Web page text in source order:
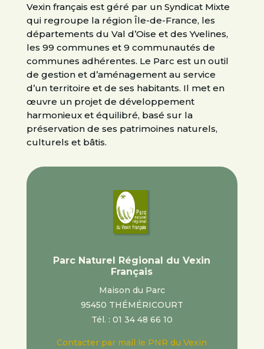
Vexin français est géré par un Syndicat Mixte
qui regroupe la région Île-de-France, les
départements du Val d’Oise et des Yvelines,
les 99 communes et 9 communautés de
communes adhérentes. Le Parc est un outil
de gestion et d’aménagement au service
d’un territoire et de ses habitants. Il met en
œuvre un projet de développement
harmonieux et équilibré, basé sur la
préservation de ses patrimoines naturels,
culturels et bâtis.
Parc Naturel Régional du Vexin
Français
Maison du Parc
95450 THÉMÉRICOURT
Tél. : 01 34 48 66 10
Contacter par mail le PNR du Vexin